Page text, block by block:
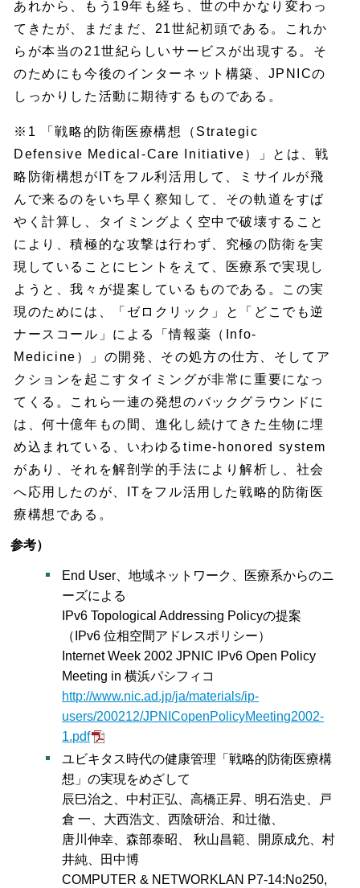
あれから、もう19年も経ち、世の中かなり変わっ
てきたが、まだまだ、21世紀初頭である。これか
らが本当の21世紀らしいサービスが出現する。そ
のためにも今後のインターネット構築、JPNICの
しっかりした活動に期待するものである。
※1 「戦略的防衛医療構想（Strategic
Defensive Medical-Care Initiative）」とは、戦
略防衛構想がITをフル利活用して、ミサイルが飛
んで来るのをいち早く察知して、その軌道をすば
やく計算し、タイミングよく空中で破壊すること
により、積極的な攻撃は行わず、究極の防衛を実
現していることにヒントをえて、医療系で実現し
ようと、我々が提案しているものである。この実
現のためには、「ゼロクリック」と「どこでも逆
ナースコール」による「情報薬（Info-
Medicine）」の開発、その処方の仕方、そしてア
クションを起こすタイミングが非常に重要になっ
てくる。これら一連の発想のバックグラウンドに
は、何十億年もの間、進化し続けてきた生物に埋
め込まれている、いわゆるtime-honored system
があり、それを解剖学的手法により解析し、社会
へ応用したのが、ITをフル活用した戦略的防衛医
療構想である。
参考）
End User、地域ネットワーク、医療系からのニ
ーズによる
IPv6 Topological Addressing Policyの提案
（IPv6 位相空間アドレスポリシー）
Internet Week 2002 JPNIC IPv6 Open Policy
Meeting in 横浜パシフィコ
http://www.nic.ad.jp/ja/materials/ip-
users/200212/JPNICopenPolicyMeeting2002-
1.pdf
ユビキタス時代の健康管理「戦略的防衛医療構
想」の実現をめざして
辰巳治之、中村正弘、高橋正昇、明石浩史、戸
倉 一、大西浩文、西陰研治、和辻徹、
唐川伸幸、森部泰昭、 秋山昌範、開原成允、村
井純、田中博
COMPUTER & NETWORKLAN P7-14:No250,